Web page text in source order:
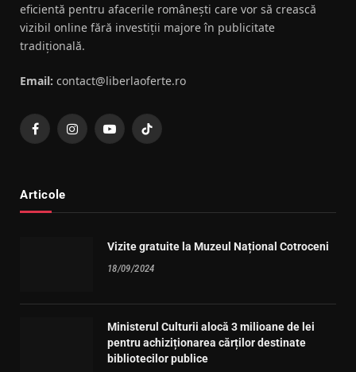
eficientă pentru afacerile românești care vor să crească
vizibil online fără investiții majore în publicitate
tradițională.
Email: contact@liberlaoferte.ro
FacebookInstagramYouTubeTikTok
Articole
Vizite gratuite la Muzeul Național Cotroceni
18/09/2024
Ministerul Culturii alocă 3 milioane de lei
pentru achiziționarea cărților destinate
bibliotecilor publice